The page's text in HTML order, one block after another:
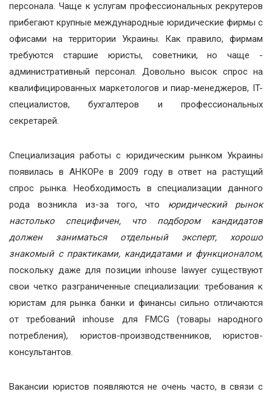
персонала. Чаще к услугам профессиональных рекрутеров
прибегают крупные международные юридические фирмы с
офисами на территории Украины. Как правило, фирмам
требуются старшие юристы, советники, но чаще -
административный персонал. Довольно высок спрос на
квалифицированных маркетологов и пиар-менеджеров, IT-
специалистов, бухгалтеров и профессиональных
секретарей.
Специализация работы с юридическим рынком Украины
появилась в АНКОРе в 2009 году в ответ на растущий
спрос рынка. Необходимость в специализации данного
рода возникла из-за того, что юридический рынок
настолько специфичен, что подбором кандидатов
должен заниматься отдельный эксперт, хорошо
знакомый с практиками, кандидатами и функционалом,
поскольку даже для позиции inhouse lawyer существуют
свои четко разграниченные специализации: требования к
юристам для рынка банки и финансы сильно отличаются
от требований inhouse для FMCG (товары народного
потребления), юристов-производственников, юристов-
консультантов.
Вакансии юристов появляются не очень часто, в связи с